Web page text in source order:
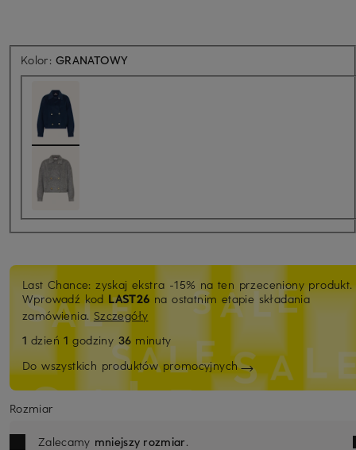
Kolor:GRANATOWY
Last Chance: zyskaj ekstra -15% na ten przeceniony produkt.
Wprowadź kod LAST26 na ostatnim etapie składania
zamówienia. Szczegóły
1 dzień1godziny 36 minuty
Do wszystkich produktów promocyjnych
Rozmiar
Zalecamy mniejszy rozmiar.